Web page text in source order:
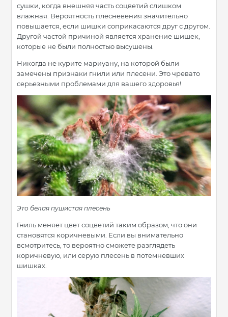
сушки, когда внешняя часть соцветий слишком
влажная. Вероятность плесневения значительно
повышается, если шишки соприкасаются друг с другом.
Другой частой причиной является хранение шишек,
которые не были полностью высушены.
Никогда не курите мариуану, на которой были
замечены признаки гнили или плесени. Это чревато
серьезными проблемами для вашего здоровья!
Это белая пушистая плесень
Гниль меняет цвет соцветий таким образом, что они
становятся коричневыми. Если вы внимательно
всмотритесь, то вероятно сможете разглядеть
коричневую, или серую плесень в потемневших
шишках.